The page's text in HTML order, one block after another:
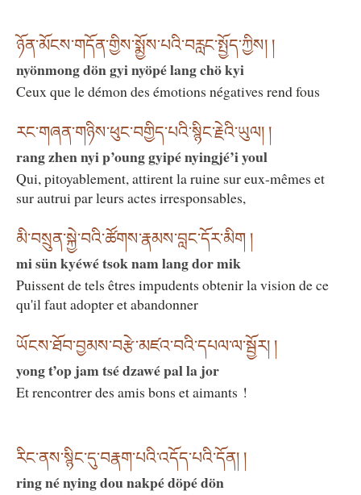
ཉོན་མོངས་གདོན་གྱིས་སྨྱོས་པའི་བརླང་སྤྱོད་ཀྱིས། །
nyönmong dön gyi nyöpé lang chö kyi
Ceux que le démon des émotions négatives rend fous
རང་གཞན་གཉིས་ཕུང་བགྱིད་པའི་སྙིང་རྗེའི་ཡུལ། །
rang zhen nyi p’oung gyipé nyingjé’i youl
Qui, pitoyablement, attirent la ruine sur eux-mêmes et
sur autrui par leurs actes irresponsables,
མི་བསྲུན་སྐྱེ་བའི་ཚོགས་རྣམས་བླང་དོར་མིག །
mi sün kyéwé tsok nam lang dor mik
Puissent de tels êtres impudents obtenir la vision de ce
qu'il faut adopter et abandonner
ཡོངས་ཐོབ་བྱམས་བརྩེ་མཛའ་བའི་དཔལ་ལ་སྦྱོར། །
yong t’op jam tsé dzawé pal la jor
Et rencontrer des amis bons et aimants !
རིང་ནས་སྙིང་དུ་བརྣག་པའི་འདོད་པའི་དོན། །
ring né nying dou nakpé döpé dön